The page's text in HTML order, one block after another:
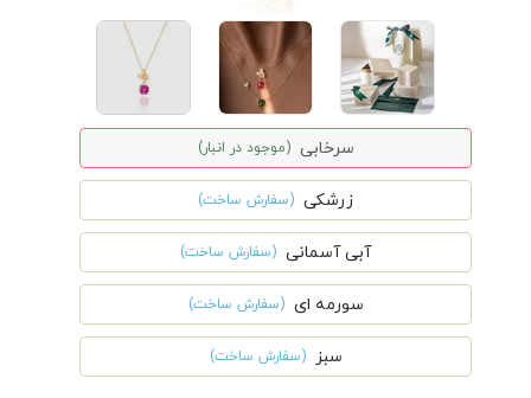
سرخابی (موجود در انبار)
زرشکی (سفارش ساخت)
آبی آسمانی (سفارش ساخت)
سورمه ای (سفارش ساخت)
سبز (سفارش ساخت)